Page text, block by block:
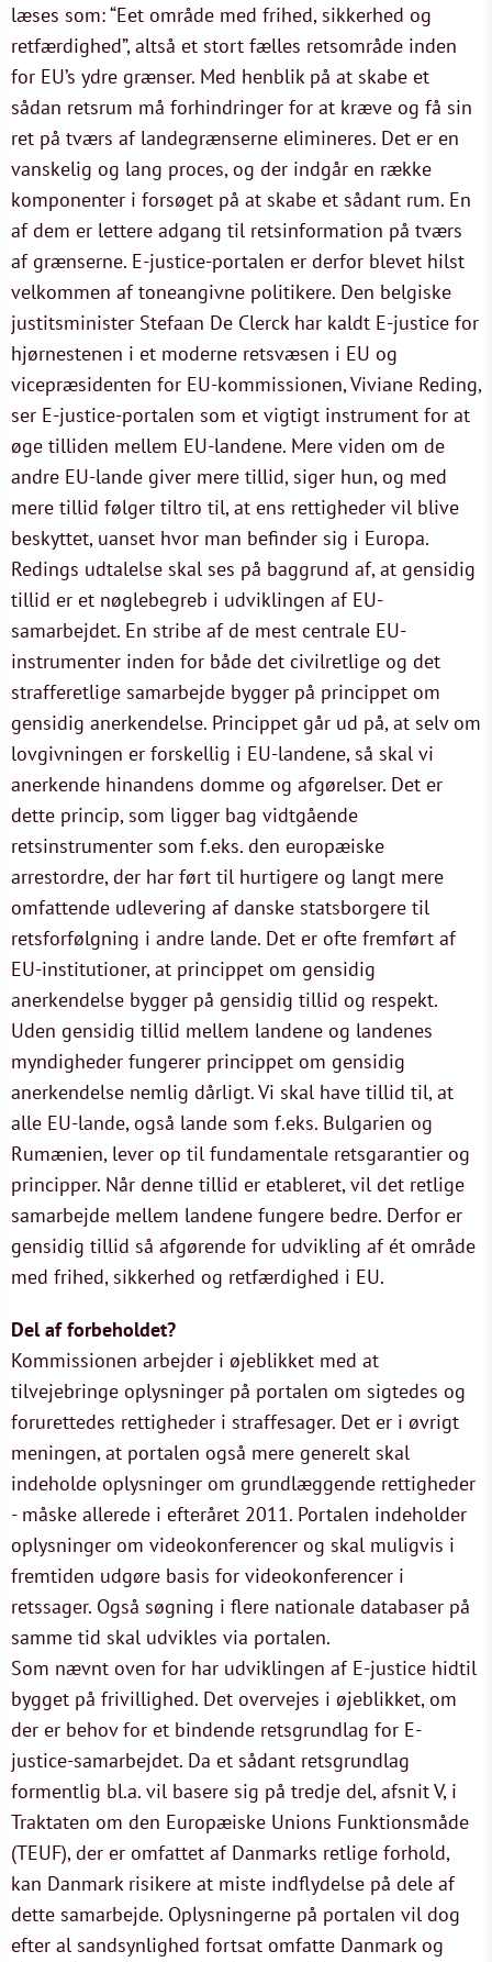
læses som: “Eet område med frihed, sikkerhed og
retfærdighed”, altså et stort fælles retsområde inden
for EU’s ydre grænser. Med henblik på at skabe et
sådan retsrum må forhindringer for at kræve og få sin
ret på tværs af landegrænserne elimineres. Det er en
vanskelig og lang proces, og der indgår en række
komponenter i forsøget på at skabe et sådant rum. En
af dem er lettere adgang til retsinformation på tværs
af grænserne. E-justice-portalen er derfor blevet hilst
velkommen af toneangivne politikere. Den belgiske
justitsminister Stefaan De Clerck har kaldt E-justice for
hjørnestenen i et moderne retsvæsen i EU og
vicepræsidenten for EU-kommissionen, Viviane Reding,
ser E-justice-portalen som et vigtigt instrument for at
øge tilliden mellem EU-landene. Mere viden om de
andre EU-lande giver mere tillid, siger hun, og med
mere tillid følger tiltro til, at ens rettigheder vil blive
beskyttet, uanset hvor man befinder sig i Europa.
Redings udtalelse skal ses på baggrund af, at gensidig
tillid er et nøglebegreb i udviklingen af EU-
samarbejdet. En stribe af de mest centrale EU-
instrumenter inden for både det civilretlige og det
strafferetlige samarbejde bygger på princippet om
gensidig anerkendelse. Princippet går ud på, at selv om
lovgivningen er forskellig i EU-landene, så skal vi
anerkende hinandens domme og afgørelser. Det er
dette princip, som ligger bag vidtgående
retsinstrumenter som f.eks. den europæiske
arrestordre, der har ført til hurtigere og langt mere
omfattende udlevering af danske statsborgere til
retsforfølgning i andre lande. Det er ofte fremført af
EU-institutioner, at princippet om gensidig
anerkendelse bygger på gensidig tillid og respekt.
Uden gensidig tillid mellem landene og landenes
myndigheder fungerer princippet om gensidig
anerkendelse nemlig dårligt. Vi skal have tillid til, at
alle EU-lande, også lande som f.eks. Bulgarien og
Rumænien, lever op til fundamentale retsgarantier og
principper. Når denne tillid er etableret, vil det retlige
samarbejde mellem landene fungere bedre. Derfor er
gensidig tillid så afgørende for udvikling af ét område
med frihed, sikkerhed og retfærdighed i EU.
Del af forbeholdet?
Kommissionen arbejder i øjeblikket med at
tilvejebringe oplysninger på portalen om sigtedes og
forurettedes rettigheder i straffesager. Det er i øvrigt
meningen, at portalen også mere generelt skal
indeholde oplysninger om grundlæggende rettigheder
- måske allerede i efteråret 2011. Portalen indeholder
oplysninger om videokonferencer og skal muligvis i
fremtiden udgøre basis for videokonferencer i
retssager. Også søgning i flere nationale databaser på
samme tid skal udvikles via portalen.
Som nævnt oven for har udviklingen af E-justice hidtil
bygget på frivillighed. Det overvejes i øjeblikket, om
der er behov for et bindende retsgrundlag for E-
justice-samarbejdet. Da et sådant retsgrundlag
formentlig bl.a. vil basere sig på tredje del, afsnit V, i
Traktaten om den Europæiske Unions Funktionsmåde
(TEUF), der er omfattet af Danmarks retlige forhold,
kan Danmark risikere at miste indflydelse på dele af
dette samarbejde. Oplysningerne på portalen vil dog
efter al sandsynlighed fortsat omfatte Danmark og